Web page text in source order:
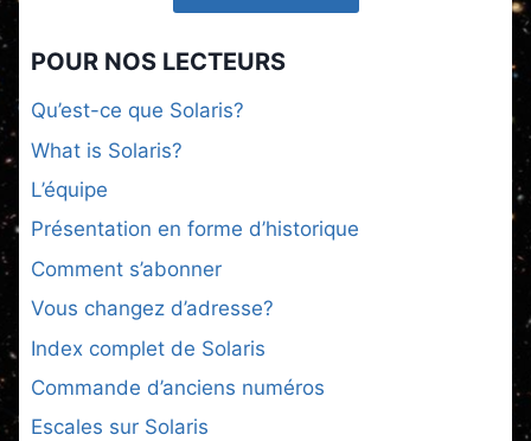
POUR NOS LECTEURS
Qu’est-ce que Solaris?
What is Solaris?
L’équipe
Présentation en forme d’historique
Comment s’abonner
Vous changez d’adresse?
Index complet de Solaris
Commande d’anciens numéros
Escales sur Solaris